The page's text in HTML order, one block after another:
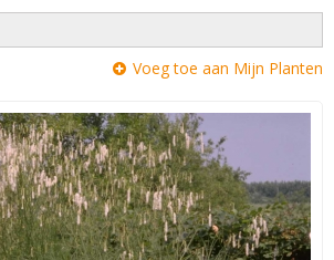
Voeg toe aan Mijn Planten